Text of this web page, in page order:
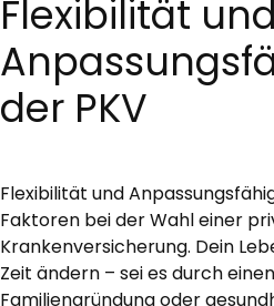
Flexibilität und
der PKV
Flexibilität und
Faktoren bei der Wahl einer
Krankenversicherung. Dein
Zeit ändern – sei es durch
Familiengründung oder